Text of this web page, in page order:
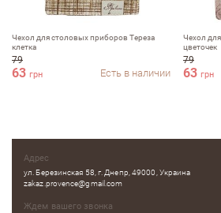
Чехол для столовых приборов Тереза
клетка
79
63 грн Есть в наличии
Чехол
цветочек
79
63 грн
Адрес
ул. Березинская 58, г. Днепр, 49000, Украина
zakaz.provence@gmail.com
Ждем вашего звонка